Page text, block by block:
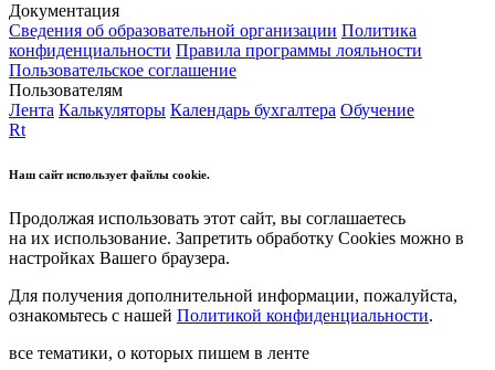
Документация
Сведения об образовательной организации Политика
конфиденциальности Правила программы лояльности
Пользовательское соглашение
Пользователям
Лента Калькуляторы Календарь бухгалтера Обучение
Rt
Наш сайт использует файлы cookie.
Продолжая использовать этот сайт, вы соглашаетесь
на их использование. Запретить обработку Cookies можно в
настройках Вашего браузера.
Для получения дополнительной информации, пожалуйста,
ознакомьтесь с нашей Политикой конфиденциальности.
все тематики, о которых пишем в ленте